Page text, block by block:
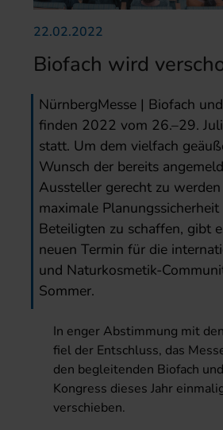
22.02.2022
Biofach wird
NürnbergMesse | Biofach
finden 2022 vom 26.–29.
statt. Um dem vielfach
Wunsch der bereits
Aussteller gerecht zu
maximale
Beteiligten zu schaffen, gibt
neuen Termin für die
und Naturkosmetik-
Sommer.
In enger Abstimmung mit
fiel der Entschluss, das
den begleitenden Biofach
Kongress dieses Jahr
verschieben.